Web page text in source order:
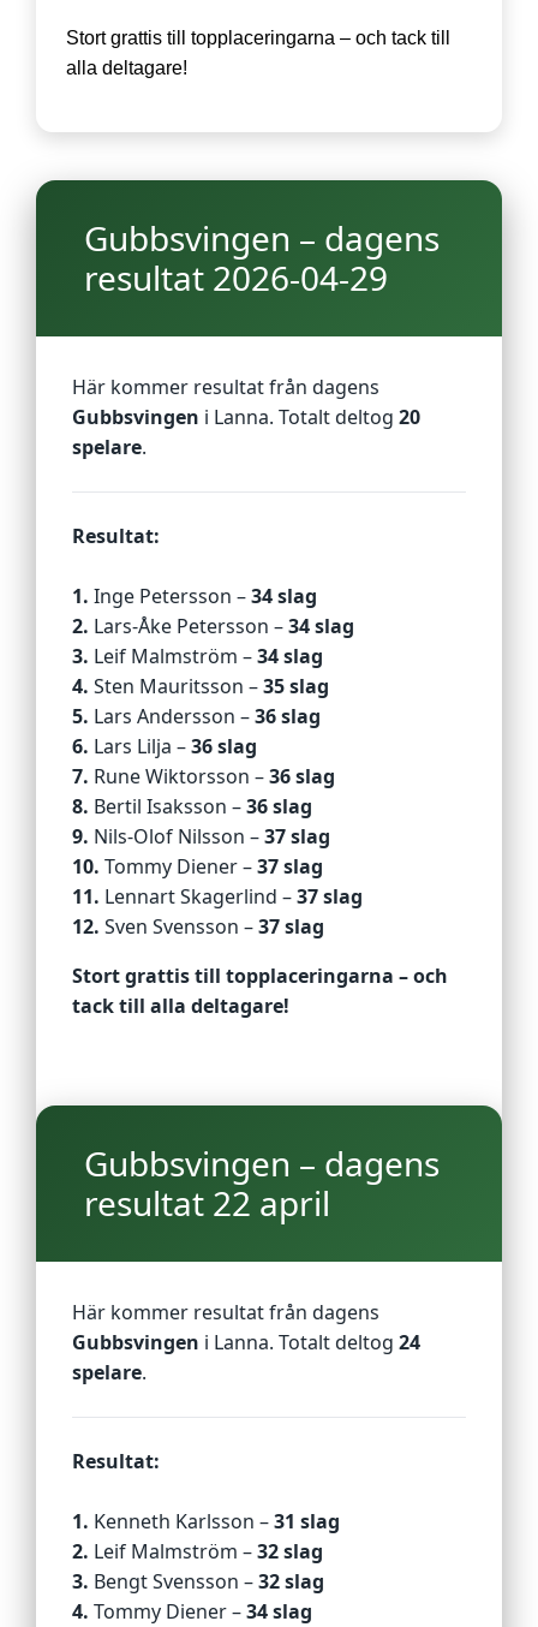
Stort grattis till topplaceringarna – och tack till
alla deltagare!
Gubbsvingen – dagens
resultat 2026-04-29
Här kommer resultat från dagens
Gubbsvingen i Lanna. Totalt deltog 20
spelare.
Resultat:
1. Inge Petersson –34 slag
2. Lars‑Åke Petersson –34 slag
3. Leif Malmström –34 slag
4. Sten Mauritsson –35 slag
5. Lars Andersson –36 slag
6. Lars Lilja –36 slag
7. Rune Wiktorsson –36 slag
8. Bertil Isaksson –36 slag
9. Nils‑Olof Nilsson –37 slag
10. Tommy Diener –37 slag
11. Lennart Skagerlind –37 slag
12. Sven Svensson –37 slag
Stort grattis till topplaceringarna – och
tack till alla deltagare!
Gubbsvingen – dagens
resultat 22 april
Här kommer resultat från dagens
Gubbsvingen i Lanna. Totalt deltog 24
spelare.
Resultat:
1. Kenneth Karlsson –31 slag
2. Leif Malmström –32 slag
3. Bengt Svensson –32 slag
4. Tommy Diener –34 slag